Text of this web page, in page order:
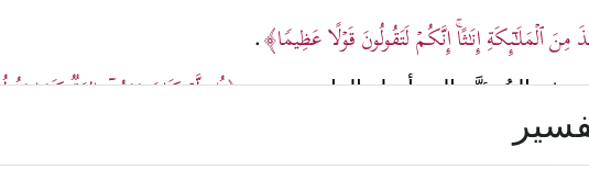
مِنَ ٱلۡمَلَـٰۤىِٕكَةِ إِنَـٰثًاۚ إِنَّكُمۡ لَتَقُولُونَ قَوۡلًا عَظِیمࣰا﴾ .
هذه الجُزئيَّة إلى أصل الداء عندهم﴿قُل لَّوۡ كَانَ مَعَهُۥۤ ءَالِهَةࣱ كَمَا
في سلطانه، كما يفعل ملوك الأرض، ولظهَرَ أثرُ هذا